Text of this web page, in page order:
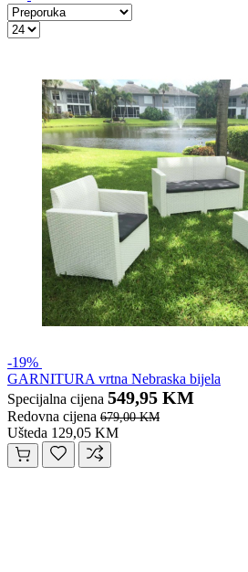
-19%
GARNITURA vrtna Nebraska bijela
Specijalna cijena 549,95 KM
Redovna cijena 679,00 KM
Ušteda 129,05 KM